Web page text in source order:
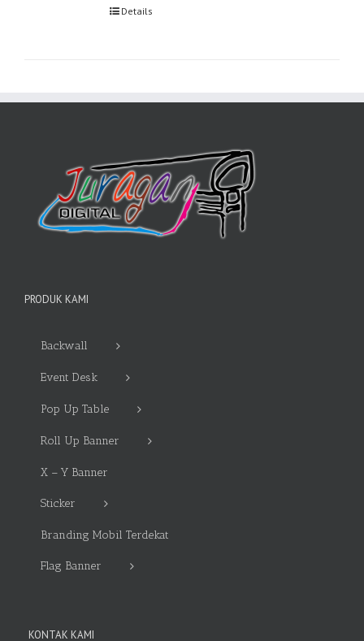
Details
PRODUK KAMI
Backwall
Event Desk
Pop Up Table
Roll Up Banner
X – Y Banner
Sticker
Branding Mobil Terdekat
Flag Banner
KONTAK KAMI